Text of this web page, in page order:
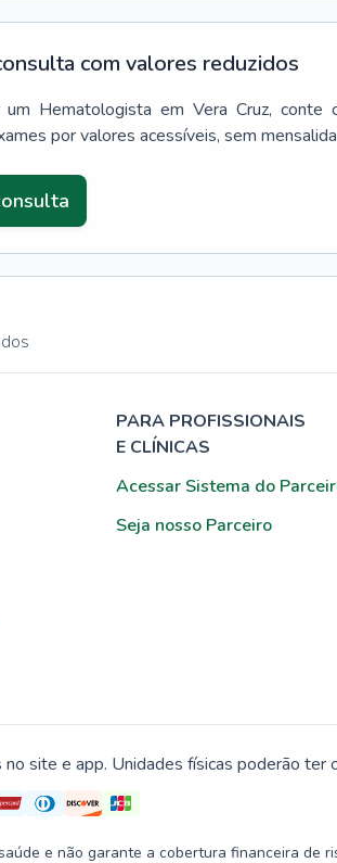
com valores reduzidos
Hematologista em Vera Cruz, conte
por valores acessíveis, sem
PARA PROFISSIONAIS
E CLÍNICAS
Acessar Sistema do
Seja nosso Parceiro
no site e app. Unidades físicas poderão ter
e não garante a cobertura financeira de